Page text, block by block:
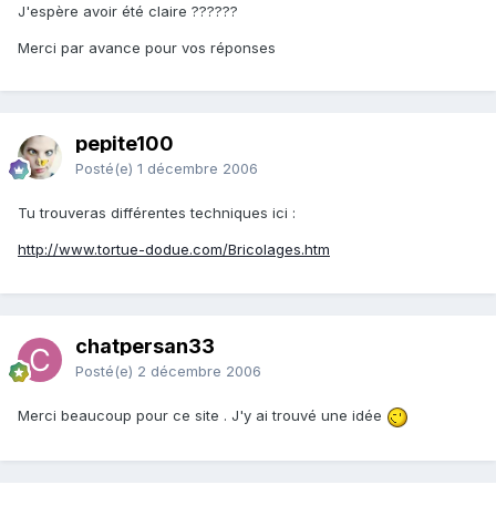
J'espère avoir été claire ??????
Merci par avance pour vos réponses
pepite100
Posté(e) 1 décembre 2006
Tu trouveras différentes techniques ici :
http://www.tortue-dodue.com/Bricolages.htm
chatpersan33
Posté(e) 2 décembre 2006
Merci beaucoup pour ce site . J'y ai trouvé une idée